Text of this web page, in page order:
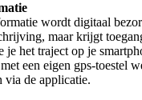
wordt digitaal
maar krijgt
je het traject op je
een eigen gps-toestel
via de applicatie.